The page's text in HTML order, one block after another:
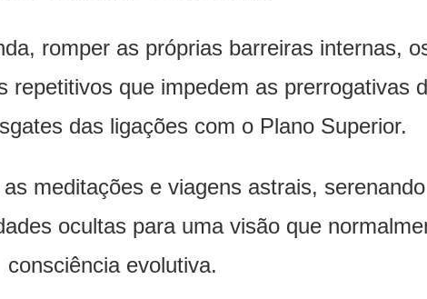
romper as próprias barreiras internas,
que impedem as prerrogativas
das ligações com o Plano Superior.
meditações e viagens astrais,
ocultas para uma visão que
consciência evolutiva.